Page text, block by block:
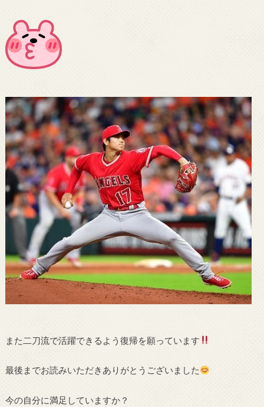
また二刀流で活躍できるよう復帰を願っています
最後までお読みいただきありがとうございました
今の自分に満足していますか？